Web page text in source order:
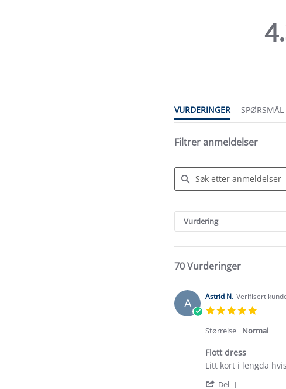
VURDERINGER
SPØRSMÅL
Filtrer anmeldelser
Reviews
Vurdering
70 Vurderinger
A Astrid N. Verifisert
rating
Størrelse Normal
Flott dress
Review
Astrid
review
Flott
Litt kort i lengda
Del